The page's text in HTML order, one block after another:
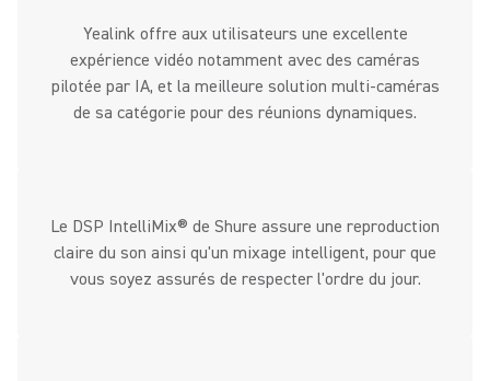
Yealink offre aux utilisateurs une excellente
expérience vidéo notamment avec des caméras
pilotée par IA, et la meilleure solution multi-caméras
de sa catégorie pour des réunions dynamiques.
Le DSP IntelliMix® de Shure assure une reproduction
claire du son ainsi qu'un mixage intelligent, pour que
vous soyez assurés de respecter l'ordre du jour.